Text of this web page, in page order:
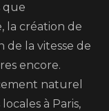
que
la création de
de la vitesse de
encore.
naturel
à Paris,